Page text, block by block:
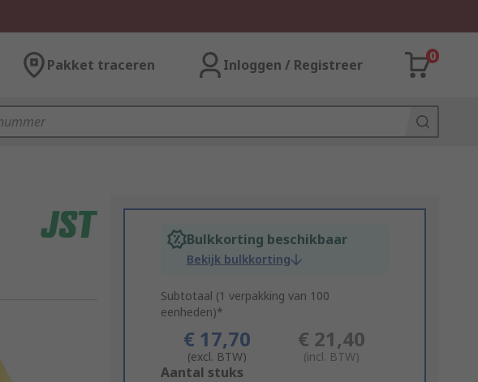
Pakket traceren Inloggen / Registreer
0
Bulkkorting beschikbaar
Bekijk bulkkorting
Subtotaal (1 verpakking van 100
eenheden)*
€ 17,70
(excl. BTW)
€ 21,40
(incl. BTW)
Add
Aantal stuks